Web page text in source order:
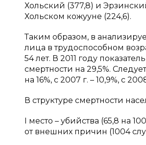
Хольский (377,8) и
Хольском кожууне (224,6).
Таким образом, в
лица в трудоспособном
54 лет. В 2011 году
смертности на 29,5%.
на 16%, с 2007 г. – 10,9%, с
В структуре смертности
I место – убийства (65,8 на
от внешних причин (1004